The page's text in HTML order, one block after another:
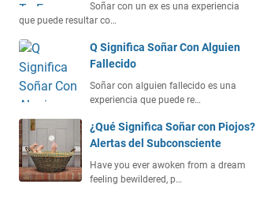
Soñar con un ex es una experiencia
que puede resultar co…
Q Significa Soñar Con Alguien
Fallecido
Soñar con alguien fallecido es una
experiencia que puede re…
¿Qué Significa Soñar con Piojos?
Alertas del Subconsciente
Have you ever awoken from a dream
feeling bewildered, p…